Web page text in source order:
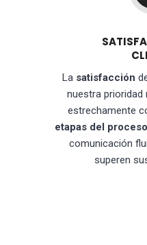
La satisfacción
nuestra prioridad
estrechamente
etapas del
comunicación
superen